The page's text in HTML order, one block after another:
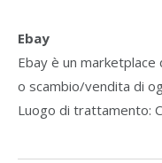
Ebay
Ebay è un
o scambio/vendita di
Luogo di trattamento: